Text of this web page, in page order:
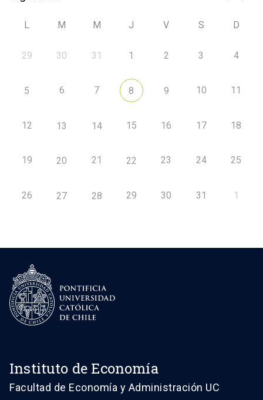
L M M J V S D
29 30 31 1 2 3 4
5 6 7 8 9 10 11
12 13 14 15 16 17 18
19 20 21 22 23 24 25
26 27 28 29 30 31 1
Instituto de Economía
Facultad de Economía y Administración UC